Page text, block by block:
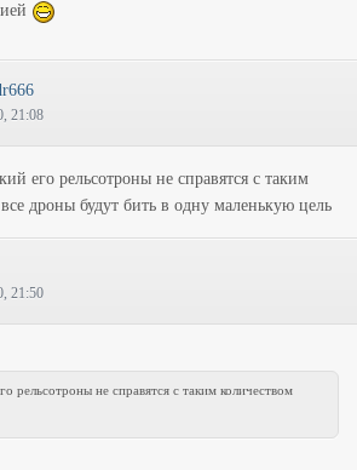
21:08
его рельсотроны не справятся с таким
дроны будут бить в одну маленькую цель
21:50
рельсотроны не справятся с таким количеством